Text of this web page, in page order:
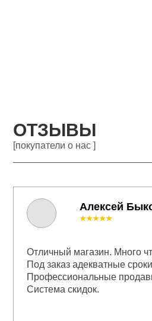
ОТЗЫВЫ
[покупатели о нас ]
Алексей
★★★★★
Отличный магазин. Много
Под заказ адекватные
Профессиональные
Система скидок.